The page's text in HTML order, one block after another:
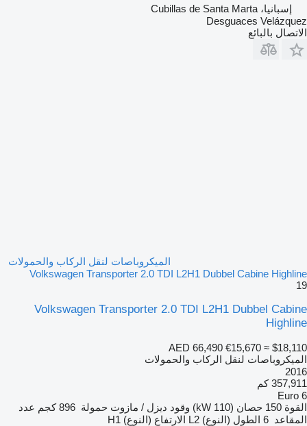
إسبانيا، Cubillas de Santa Marta
Desguaces Velázquez
الاتصال بالبائع
الميكروباصات لنقل الركاب والحمولات
Volkswagen Transporter 2.0 TDI L2H1 Dubbel Cabine Highline
19
Volkswagen Transporter 2.0 TDI L2H1 Dubbel Cabine
Highline
AED 66,490 €15,670 ≈ $18,110
الميكروباصات لنقل الركاب والحمولات
2016
357,911 كم
Euro 6
القوة 150 حصان (110 kW) وقود ديزل / مازوت حمولة 896 كجم
عدد
المقاعد 6 الطول (النوع) L2 الارتفاع (النوع) H1